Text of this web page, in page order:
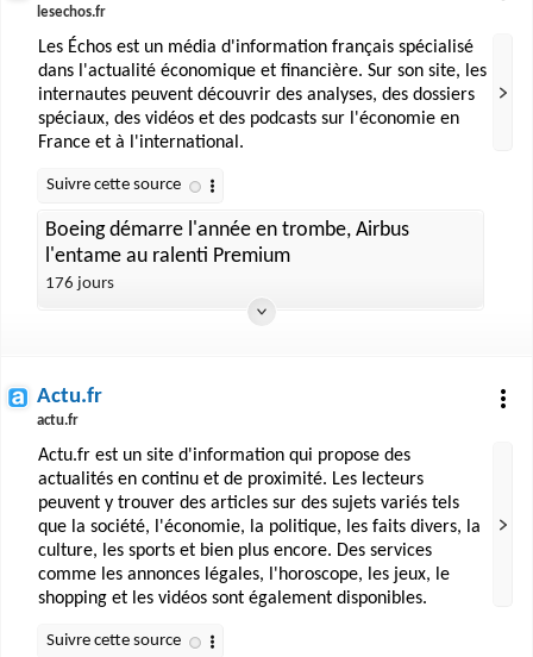
lesechos.fr
Les Échos est un média d'information français spécialisé
dans l'actualité économique et financière. Sur son site, les
internautes peuvent découvrir des analyses, des dossiers
spéciaux, des vidéos et des podcasts sur l'économie en
France et à l'international.
Boeing démarre l'année en trombe, Airbus
l'entame au ralenti Premium
176 jours
Actu.fr
actu.fr
Actu.fr est un site d'information qui propose des
actualités en continu et de proximité. Les lecteurs
peuvent y trouver des articles sur des sujets variés tels
que la société, l'économie, la politique, les faits divers, la
culture, les sports et bien plus encore. Des services
comme les annonces légales, l'horoscope, les jeux, le
shopping et les vidéos sont également disponibles.